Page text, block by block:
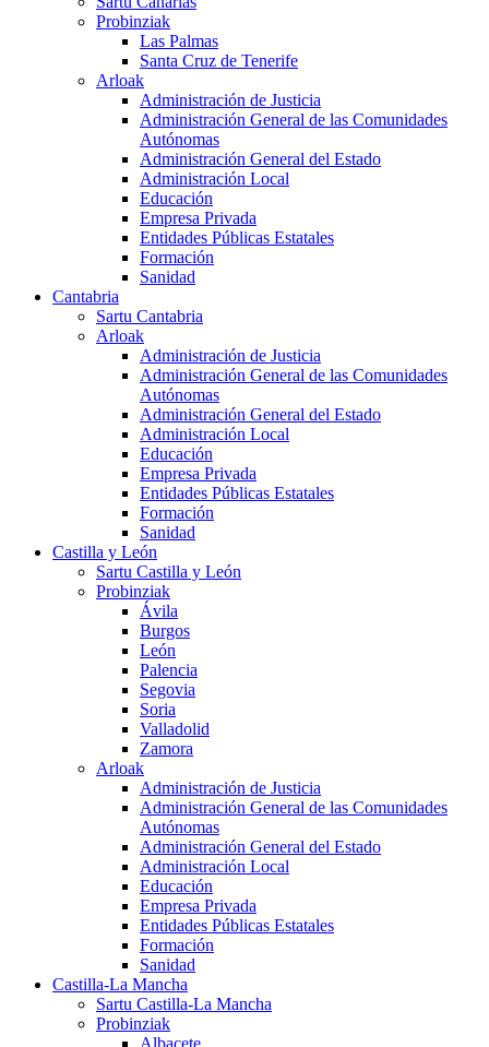
Probinziak
Las Palmas
Santa Cruz de Tenerife
Arloak
Administración de Justicia
Administración General de las Comunidades
Autónomas
Administración General del Estado
Administración Local
Educación
Empresa Privada
Entidades Públicas Estatales
Formación
Sanidad
Cantabria
Sartu Cantabria
Arloak
Administración de Justicia
Administración General de las Comunidades
Autónomas
Administración General del Estado
Administración Local
Educación
Empresa Privada
Entidades Públicas Estatales
Formación
Sanidad
Castilla y León
Sartu Castilla y León
Probinziak
Ávila
Burgos
León
Palencia
Segovia
Soria
Valladolid
Zamora
Arloak
Administración de Justicia
Administración General de las Comunidades
Autónomas
Administración General del Estado
Administración Local
Educación
Empresa Privada
Entidades Públicas Estatales
Formación
Sanidad
Castilla-La Mancha
Sartu Castilla-La Mancha
Probinziak